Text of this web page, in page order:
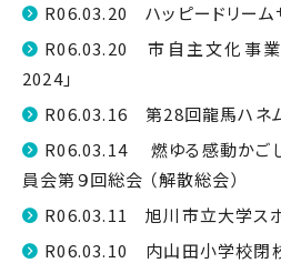
R06.03.20 ハッピードリーム
R06.03.20 市自主文化事業
2024」
R06.03.16 第28回龍馬ハネ
R06.03.14 燃ゆる感動かご
員会第９回総会 （解散総会）
R06.03.11 旭川市立大学ス
R06.03.10 内山田小学校閉